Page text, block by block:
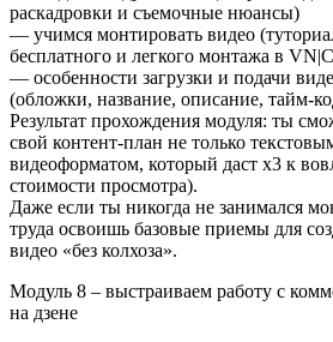
раскадровки и съемочные нюансы)
— учимся монтировать видео
бесплатного и легкого монтажа в
— особенности загрузки и подачи
(обложки, название, описание, тайм-
Результат прохождения модуля: ты
свой контент-план не только
видеоформатом, который даст х3 к
стоимости просмотра).
Даже если ты никогда не занимался
труда освоишь базовые приемы для
видео «без колхоза».
Модуль 8 – выстраиваем работу с
на дзене